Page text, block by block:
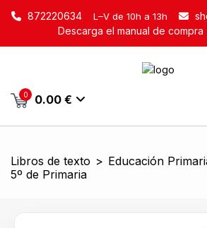
872220634 L–V de 10h a 13h
Descarga el manual de compra
0 0.00 €
Libros de texto > Educación
5º de Primaria